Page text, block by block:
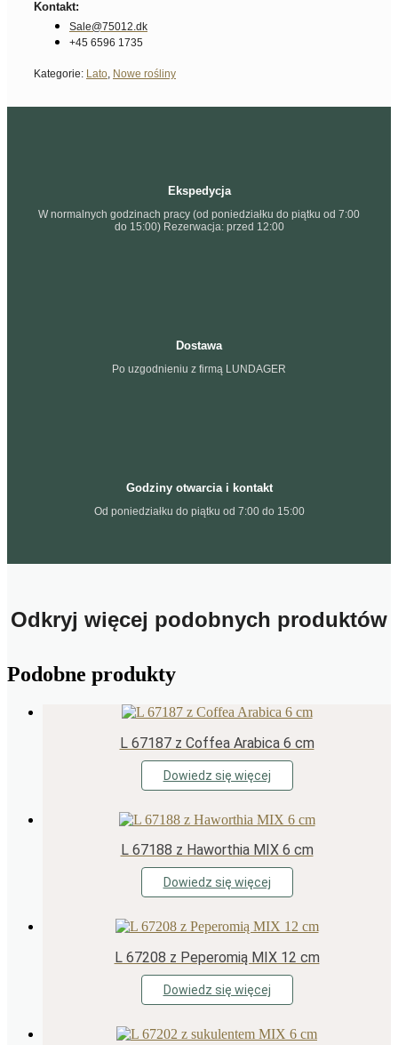
Kontakt:
Sale@75012.dk
+45 6596 1735
Kategorie: Lato Nowe rośliny
Ekspedycja
W normalnych godzinach pracy (od poniedziałku do piątku od 7:00
do 15:00) Rezerwacja: przed 12:00
Dostawa
Po uzgodnieniu z firmą LUNDAGER
Godziny otwarcia i kontakt
Od poniedziałku do piątku od 7:00 do 15:00
Odkryj więcej podobnych produktów
Podobne produkty
L 67187 z Coffea Arabica 6 cm
Dowiedz się więcej
L 67188 z Haworthia MIX 6 cm
Dowiedz się więcej
L 67208 z Peperomią MIX 12 cm
Dowiedz się więcej